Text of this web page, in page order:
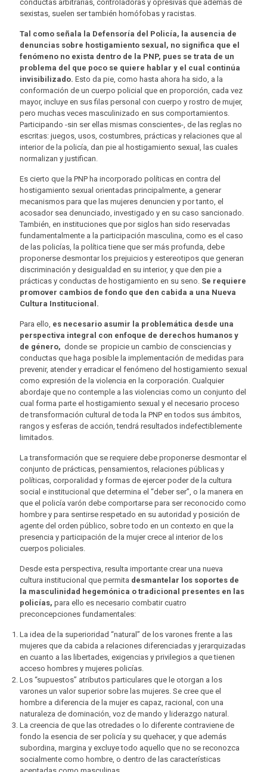
conductas arbitrarias, controladoras y opresivas que además de
sexistas, suelen ser también homófobas y racistas.
Tal como señala la Defensoría del Policía, la ausencia de
denuncias sobre hostigamiento sexual, no significa que el
fenómeno no exista dentro de la PNP, pues se trata de un
problema del que poco se quiere hablar y el cual continúa
invisibilizado. Esto da pie, como hasta ahora ha sido, a la
conformación de un cuerpo policial que en proporción, cada vez
mayor, incluye en sus filas personal con cuerpo y rostro de mujer,
pero muchas veces masculinizado en sus comportamientos.
Participando -sin ser ellas mismas conscientes-, de las reglas no
escritas: juegos, usos, costumbres, prácticas y relaciones que al
interior de la policía, dan pie al hostigamiento sexual, las cuales
normalizan y justifican.
Es cierto que la PNP ha incorporado políticas en contra del
hostigamiento sexual orientadas principalmente, a generar
mecanismos para que las mujeres denuncien y por tanto, el
acosador sea denunciado, investigado y en su caso sancionado.
También, en instituciones que por siglos han sido reservadas
fundamentalmente a la participación masculina, como es el caso
de las policías, la política tiene que ser más profunda, debe
proponerse desmontar los prejuicios y estereotipos que generan
discriminación y desigualdad en su interior, y que den pie a
prácticas y conductas de hostigamiento en su seno. Se requiere
promover cambios de fondo que den cabida a una Nueva
Cultura Institucional.
Para ello, es necesario asumir la problemática desde una
perspectiva integral con enfoque de derechos humanos y
de género, donde se propicie un cambio de consciencias y
conductas que haga posible la implementación de medidas para
prevenir, atender y erradicar el fenómeno del hostigamiento sexual
como expresión de la violencia en la corporación. Cualquier
abordaje que no contemple a las violencias como un conjunto del
cual forma parte el hostigamiento sexual y el necesario proceso
de transformación cultural de toda la PNP en todos sus ámbitos,
rangos y esferas de acción, tendrá resultados indefectiblemente
limitados.
La transformación que se requiere debe proponerse desmontar el
conjunto de prácticas, pensamientos, relaciones públicas y
políticas, corporalidad y formas de ejercer poder de la cultura
social e institucional que determina el “deber ser”, o la manera en
que el policía varón debe comportarse para ser reconocido como
hombre y para sentirse respetado en su autoridad y posición de
agente del orden público, sobre todo en un contexto en que la
presencia y participación de la mujer crece al interior de los
cuerpos policiales.
Desde esta perspectiva, resulta importante crear una nueva
cultura institucional que permita desmantelar los soportes de
la masculinidad hegemónica o tradicional presentes en las
policías, para ello es necesario combatir cuatro
preconcepciones fundamentales:
La idea de la superioridad “natural” de los varones frente a las
mujeres que da cabida a relaciones diferenciadas y jerarquizadas
en cuanto a las libertades, exigencias y privilegios a que tienen
acceso hombres y mujeres policías.
Los “supuestos” atributos particulares que le otorgan a los
varones un valor superior sobre las mujeres. Se cree que el
hombre a diferencia de la mujer es capaz, racional, con una
naturaleza de dominación, voz de mando y liderazgo natural.
La creencia de que las otredades o lo diferente contraviene de
fondo la esencia de ser policía y su quehacer, y que además
subordina, margina y excluye todo aquello que no se reconozca
socialmente como hombre, o dentro de las características